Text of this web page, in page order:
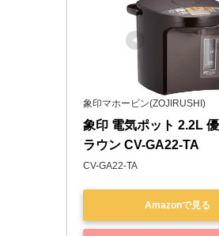
象印マホービン(ZOJIRUSHI)
象印 電気ポット 2.2L
ラウン CV-GA22-TA
CV-GA22-TA
Amazonで見る